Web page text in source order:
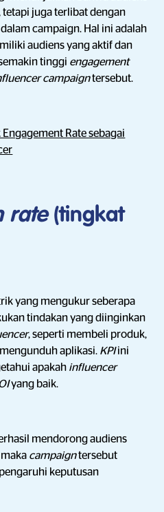
juga terlibat dengan
campaign. Hal ini adalah
audiens yang aktif dan
tinggi engagement
campaigntersebut.
Rate sebagai
rate (tingkat
yang mengukur seberapa
tindakan yang diinginkan
, seperti membeli produk,
aplikasi. KPIini
apakah influencer
yang baik.
mendorong audiens
campaigntersebut
keputusan